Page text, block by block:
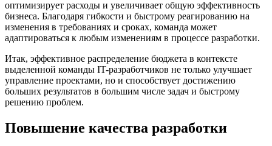
оптимизирует расходы и увеличивает общую эффективность
бизнеса. Благодаря гибкости и быстрому реагированию на
изменения в требованиях и сроках, команда может
адаптироваться к любым изменениям в процессе разработки.
Итак, эффективное распределение бюджета в контексте
выделенной команды IT-разработчиков не только улучшает
управление проектами, но и способствует достижению
больших результатов в большим числе задач и быстрому
решению проблем.
Повышение качества разработки